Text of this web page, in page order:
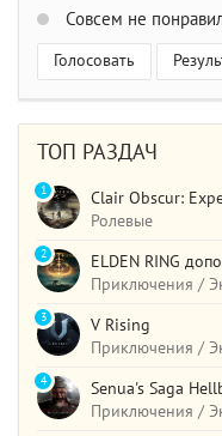
Совсем не
Голосовать
ТОП РАЗДАЧ
Clair Obscur:
Ролевые
1
ELDEN RING
Приключения /
2
V Rising
Приключения /
3
Senua's Saga
Приключения /
4